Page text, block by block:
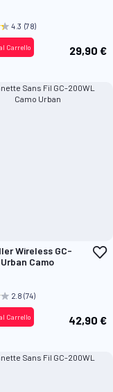
4.3 (78)
29,90 €
Carrello
Wireless GC-
Camo
2.8 (74)
42,90 €
Carrello